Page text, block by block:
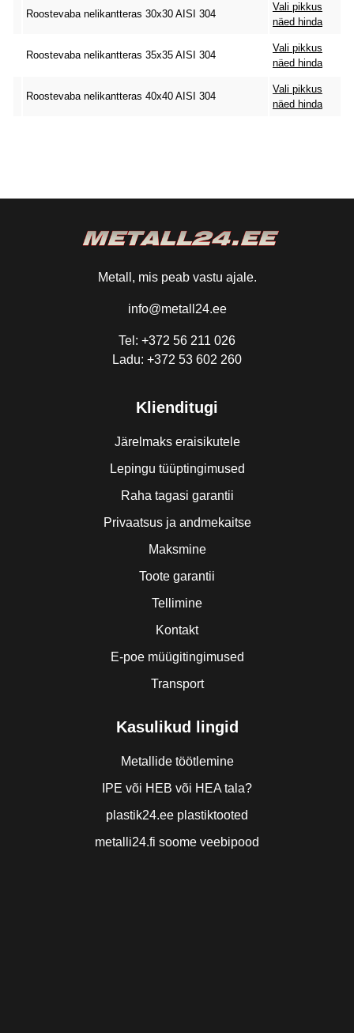
Roostevaba nelikantteras 30x30 AISI 304
Vali pikkus
näed hinda
Roostevaba nelikantteras 35x35 AISI 304
Vali pikkus
näed hinda
Roostevaba nelikantteras 40x40 AISI 304
Vali pikkus
näed hinda
Metall, mis peab vastu ajale.
info@metall24.ee
Tel: +372 56 211 026
Ladu: +372 53 602 260
Klienditugi
Järelmaks eraisikutele
Lepingu tüüptingimused
Raha tagasi garantii
Privaatsus ja andmekaitse
Maksmine
Toote garantii
Tellimine
Kontakt
E-poe müügitingimused
Transport
Kasulikud lingid
Metallide töötlemine
IPE või HEB või HEA tala?
plastik24.ee plastiktooted
metalli24.fi soome veebipood